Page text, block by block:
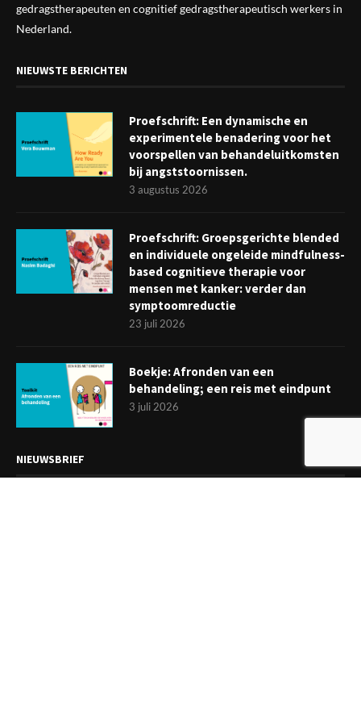
gedragstherapeuten en cognitief gedragstherapeutisch werkers in
Nederland.
NIEUWSTE BERICHTEN
Proefschrift: Een dynamische en
experimentele benadering voor het
voorspellen van behandeluitkomsten
bij angststoornissen.
3 augustus 2026
Proefschrift: Groepsgerichte blended
en individuele ongeleide mindfulness-
based cognitieve therapie voor
mensen met kanker: verder dan
symptoomreductie
23 juli 2026
Boekje: Afronden van een
behandeling; een reis met eindpunt
3 juli 2026
NIEUWSBRIEF